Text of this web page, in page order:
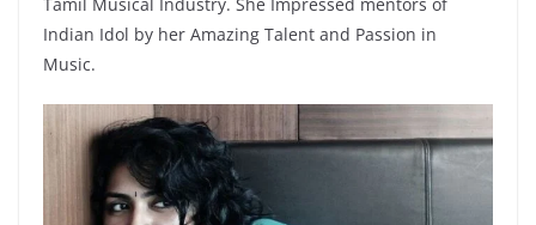
Indian Idol by her Amazing Talent and Passion in
Music.